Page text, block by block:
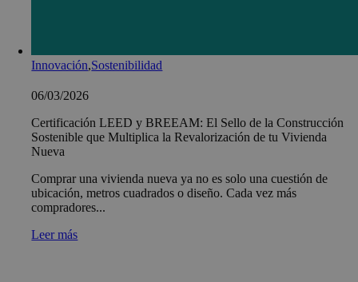
Innovación,Sostenibilidad
06/03/2026
Certificación LEED y BREEAM: El Sello de la Construcción
Sostenible que Multiplica la Revalorización de tu Vivienda
Nueva
Comprar una vivienda nueva ya no es solo una cuestión de
ubicación, metros cuadrados o diseño. Cada vez más
compradores...
Leer más